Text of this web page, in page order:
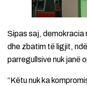
Sipas saj, demokracia
dhe zbatim të ligjit,
parregullsive nuk janë
“Këtu nuk ka